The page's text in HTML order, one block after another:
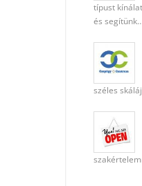
típust
és
széles